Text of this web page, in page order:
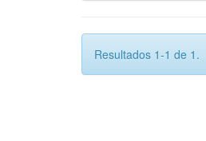
Resultados 1-1 de 1.